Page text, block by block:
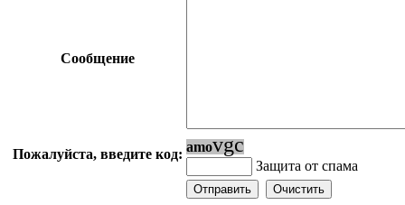
Сообщение
Пожалуйста, введите код: amovgc
Защита от спама